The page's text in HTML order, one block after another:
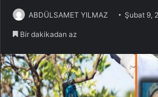
ABDÜLSAMET YILMAZ Şubat 9,
Bir dakikadan az